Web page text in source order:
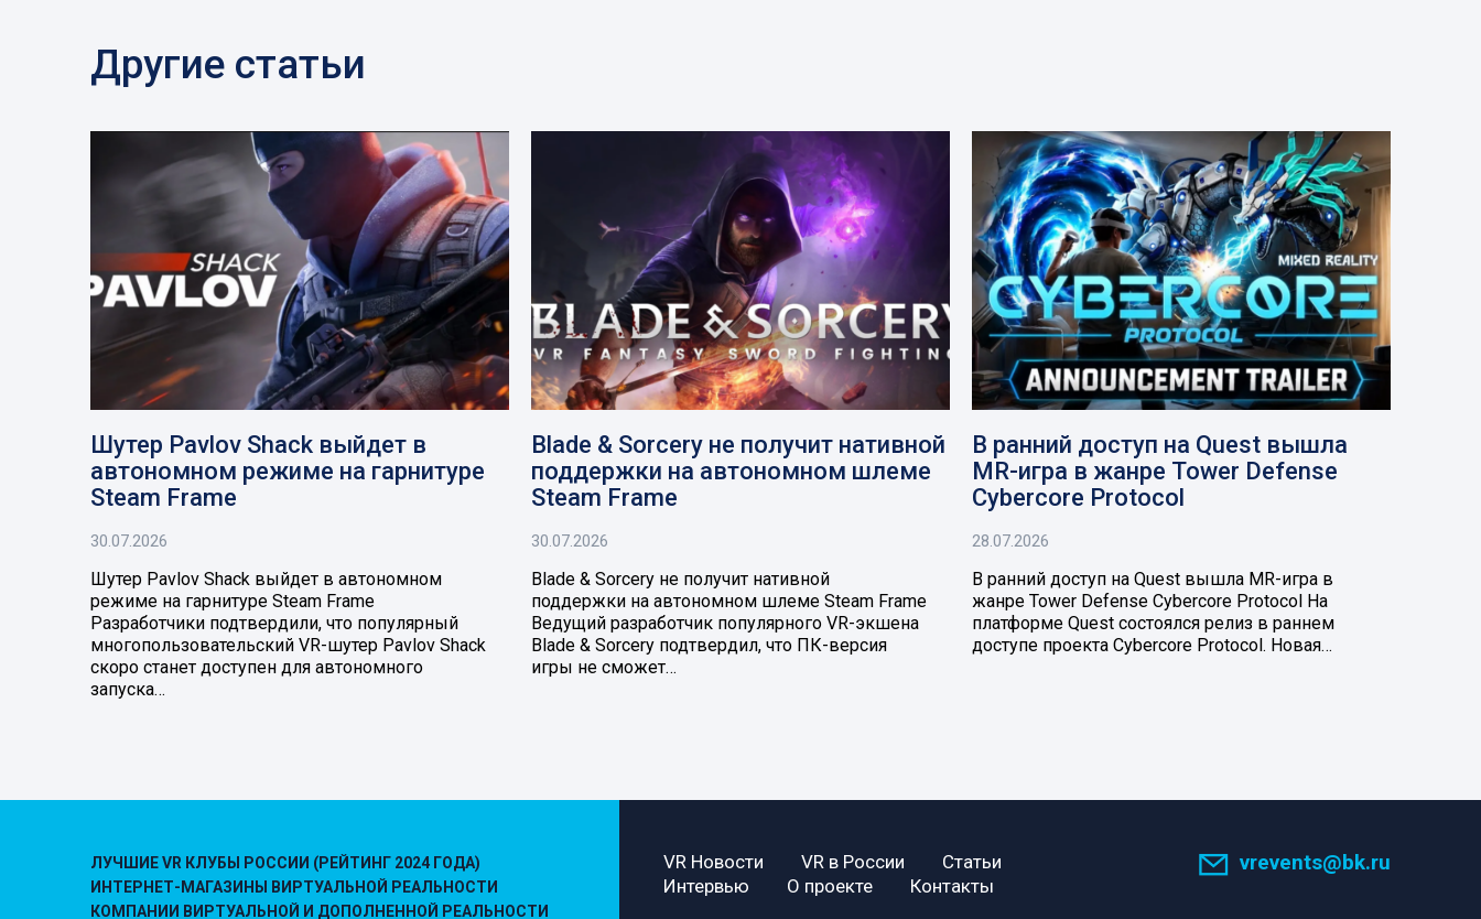
Другие статьи
Шутер Pavlov Shack выйдет в
автономном режиме на гарнитуре
Steam Frame
30.07.2026
Шутер Pavlov Shack выйдет в автономном
режиме на гарнитуре Steam Frame
Разработчики подтвердили, что популярный
многопользовательский VR-шутер Pavlov Shack
скоро станет доступен для автономного
запуска…
Blade & Sorcery не получит нативной
поддержки на автономном шлеме
Steam Frame
30.07.2026
Blade & Sorcery не получит нативной
поддержки на автономном шлеме Steam Frame
Ведущий разработчик популярного VR-экшена
Blade & Sorcery подтвердил, что ПК-версия
игры не сможет…
В ранний доступ на Quest вышла
MR-игра в жанре Tower Defense
Cybercore Protocol
28.07.2026
В ранний доступ на Quest вышла MR-игра в
жанре Tower Defense Cybercore Protocol На
платформе Quest состоялся релиз в раннем
доступе проекта Cybercore Protocol. Новая…
ЛУЧШИЕ VR КЛУБЫ РОССИИ (РЕЙТИНГ 2024 ГОДА)
ИНТЕРНЕТ-МАГАЗИНЫ ВИРТУАЛЬНОЙ РЕАЛЬНОСТИ
КОМПАНИИ ВИРТУАЛЬНОЙ И ДОПОЛНЕННОЙ РЕАЛЬНОСТИ
VR Новости VR в России
Статьи
Интервью
О проекте Контакты
vrevents@bk.ru